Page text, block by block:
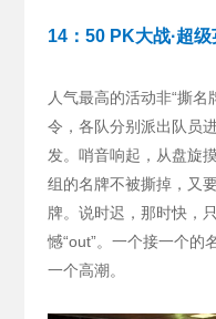
14：50 PK大战·超级
人气最高的活动非“撕
令，各队分别派出队员
发。哨音响起，从盘旋
组的名牌不被撕掉，又
牌。说时迟，那时快，
憾“out”。一个接一个的
一个高潮。